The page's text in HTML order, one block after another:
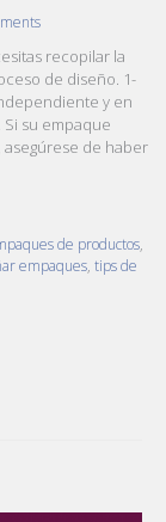
recopilar la
de diseño. 1-
y en
su empaque
de haber
de productos,
empaques,tips de